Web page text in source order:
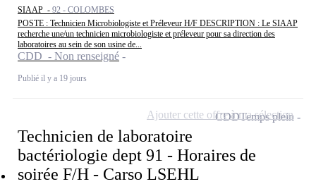
SIAAP - 92 - COLOMBES
POSTE : Technicien Microbiologiste et Préleveur H/F DESCRIPTION : Le SIAAP
recherche une/un technicien microbiologiste et préleveur pour sa direction des
laboratoires au sein de son usine de...
CDD - Non renseigné
Publié il y a 19 jours
Technicien de laboratoire
bactériologie dept 91 - Horaires de
soirée F/H - Carso LSEHL
CDDTemps plein
Ajouter cette offre à ma sélection